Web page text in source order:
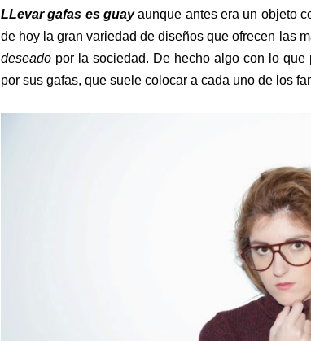
LLevar gafas es guayaunque antes era un objeto
de hoy la gran variedad de diseños que ofrecen las
deseado por la sociedad. De hecho algo con lo
por sus gafas, que suele colocar a cada uno de los